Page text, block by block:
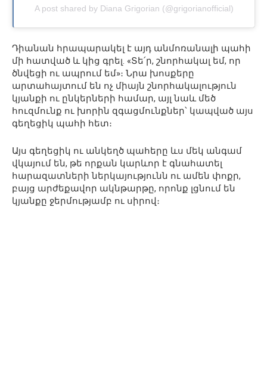
A post shared by Diana Grigorian (@grigorianofficial)
Դիանան հրապարակել է այդ անմոռանալի պահի
մի հատված և կից գրել. «Տե՛ր, շնորհակալ եմ, որ
ծնվեցի ու ապրում եմ»։ Նրա խոսքերը
արտահայտում են ոչ միայն շնորհակալություն
կյանքի ու ընկերների համար, այլ նաև մեծ
հուզմունք ու խորին զգացմունքներ՝ կապված այս
գեղեցիկ պահի հետ։
Այս գեղեցիկ ու անկեղծ պահերը ևս մեկ անգամ
վկայում են, թե որքան կարևոր է գնահատել
հարազատների ներկայությունն ու ամեն փոքր,
բայց արժեքավոր ակնթարթը, որոնք լցնում են
կյանքը ջերմությամբ ու սիրով։